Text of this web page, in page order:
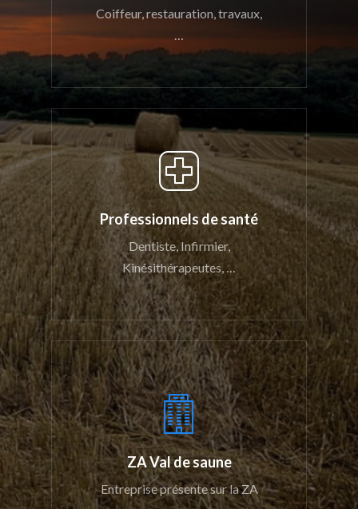
Coiffeur, restauration, travaux,
…
Professionnels de santé
Dentiste, Infirmier,
Kinésithérapeutes, …
ZA Val de saune
Entreprise présente sur la ZA